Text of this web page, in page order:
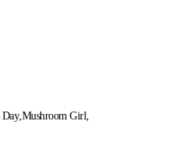
Day Mushroom Girl